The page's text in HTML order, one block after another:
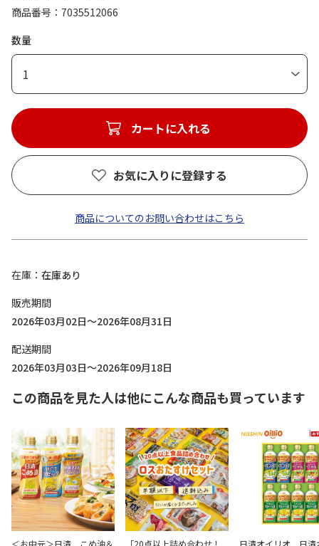
商品番号
7035512066
数量
1
カートに入れる
お気に入りに登録する
商品についてのお問い合わせはこちら
在庫
在庫あり
販売期間
2026年03月02日～2026年08月31日
配送期間
2026年03月03日～2026年09月18日
この商品を見た人は他にこんな商品も買っています
＜お中元＞日清 こめ油＆
「20点以上詰め合わせ！
日清オイリオ 日清